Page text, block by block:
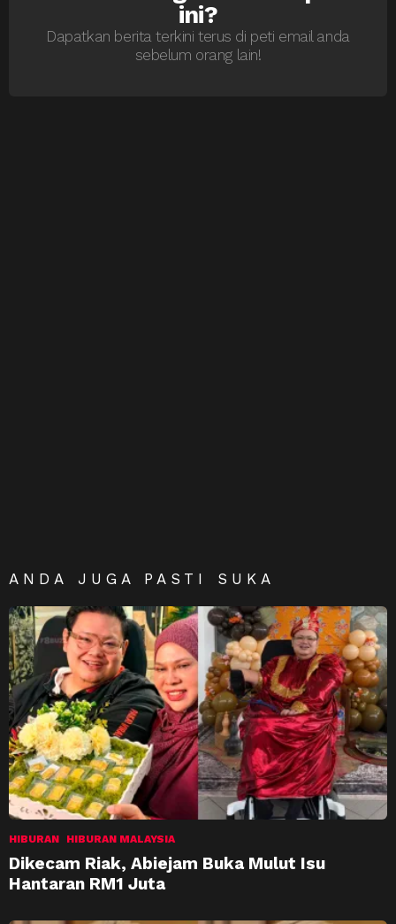
ini?
Dapatkan berita terkini terus di peti email anda
sebelum orang lain!
ANDA JUGA PASTI SUKA
HIBURAN HIBURAN MALAYSIA
Dikecam Riak, Abiejam Buka Mulut Isu
Hantaran RM1 Juta